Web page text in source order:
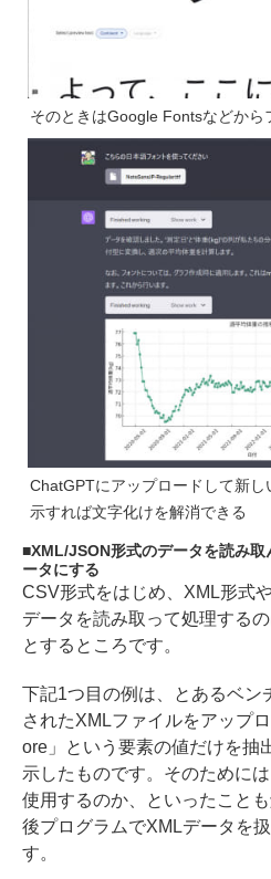
そのときはGoogle Fontsなどから
ChatGPTにアップロードして新
示すれば文字化けを解消できる
XML/JSON形式のデータを読み
ータにする
CSV形式をはじめ、XML形式
データを読み取って処理する
とするところです。
下記1つ目の例は、とあるベン
されたXMLファイルをアップ
ore」という要素の値だけを抽
示したものです。そのために
使用するのか、といったこと
後プログラムでXMLデータを
す。